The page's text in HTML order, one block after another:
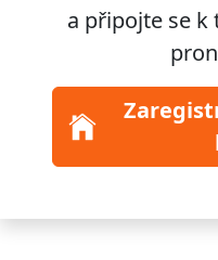
a připojte se k